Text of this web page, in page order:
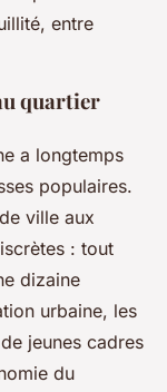
entre
quartier
a longtemps
populaires.
ville aux
: tout
dizaine
urbaine, les
jeunes cadres
du